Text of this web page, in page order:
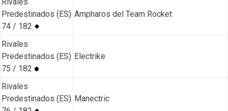
Predestinados (ES)
74 / 182
Ampharos del Team Rocket
Rivales
Predestinados (ES)
75 / 182
Electrike
Rivales
Predestinados (ES) Manectric